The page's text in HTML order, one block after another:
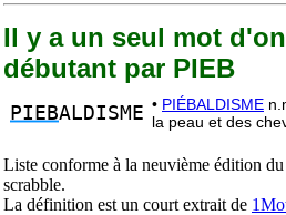
Il y a un seul mot
débutant par PIEB
PIEBALDISME • PIÉBALDISME
la peau et des
Liste conforme à la neuvième édition
scrabble.
La définition est un court extrait de